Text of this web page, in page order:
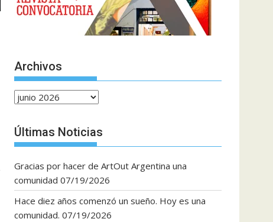
Archivos
A
c
h
v
o
s
Últimas Noticias
Gracias por hacer de ArtOut Argentina una
comunidad 07/19/2026
Hace diez años comenzó un sueño. Hoy es una
comunidad. 07/19/2026